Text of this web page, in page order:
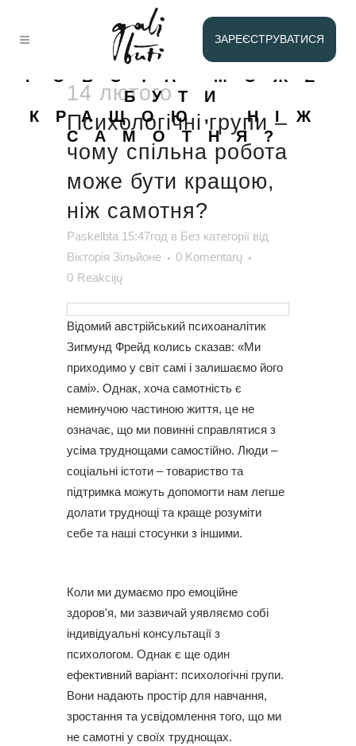
ЗАРЕЄСТРУВАТИСЯ
ПСИХОЛОГІЧНІ
ГРУПИ – ЧОМУ
СПІЛЬНА
РОБОТА МОЖЕ
БУТИ
КРАЩОЮ, НІЖ
САМОТНЯ?
14 лютого
Психологічні групи –
чому спільна робота
може бути кращою,
ніж самотня?
Paskelbta 15:47год в Без категорії від
Вікторія Зільйоне
0 Komentarų
0 Reakcijų
Відомий австрійський психоаналітик
Зигмунд Фрейд колись сказав: «Ми
приходимо у світ самі і залишаємо його
самі». Однак, хоча самотність є
неминучою частиною життя, це не
означає, що ми повинні справлятися з
усіма труднощами самостійно. Люди –
соціальні істоти – товариство та
підтримка можуть допомогти нам легше
долати труднощі та краще розуміти
себе та наші стосунки з іншими.
Коли ми думаємо про емоційне
здоров'я, ми зазвичай уявляємо собі
індивідуальні консультації з
психологом. Однак є ще один
ефективний варіант: психологічні групи.
Вони надають простір для навчання,
зростання та усвідомлення того, що ми
не самотні у своїх труднощах.